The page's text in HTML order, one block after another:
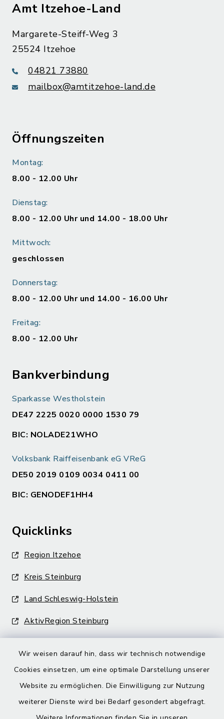
Wir weisen darauf hin, dass wir technisch notwendige
Cookies einsetzen, um eine optimale Darstellung unserer
Website zu ermöglichen. Die Einwilligung zur Nutzung
weiterer Dienste wird bei Bedarf gesondert abgefragt.
Amt Itzehoe-Land
Margarete-Steiff-Weg 3
25524 Itzehoe
04821 73880
mailbox@amtitzehoe-land.de
Öffnungszeiten
Montag:
8.00 - 12.00 Uhr
Dienstag:
8.00 - 12.00 Uhr und 14.00 - 18.00 Uhr
Mittwoch:
geschlossen
Donnerstag:
8.00 - 12.00 Uhr und 14.00 - 16.00 Uhr
Freitag:
8.00 - 12.00 Uhr
Bankverbindung
Sparkasse Westholstein
DE47 2225 0020 0000 1530 79
BIC: NOLADE21WHO
Volksbank Raiffeisenbank eG VReG
DE50 2019 0109 0034 0411 00
BIC: GENODEF1HH4
Quicklinks
Region Itzehoe
Kreis Steinburg
Land Schleswig-Holstein
AktivRegion Steinburg